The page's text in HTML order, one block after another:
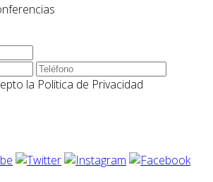
la Politica de Privacidad